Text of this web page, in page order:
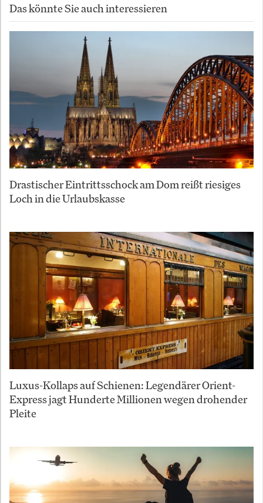
Das könnte Sie auch interessieren
Drastischer Eintrittsschock am Dom reißt riesiges
Loch in die Urlaubskasse
Luxus-Kollaps auf Schienen: Legendärer Orient-
Express jagt Hunderte Millionen wegen drohender
Pleite